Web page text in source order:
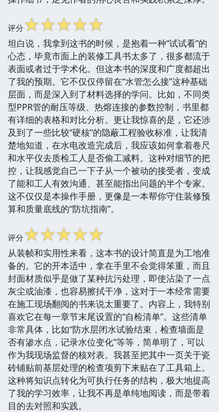
评分☆☆☆☆☆
坦白说，我拿到这书的时候，是抱着一种“试试看”的
心态，毕竟市面上的装修工具书太多了，很多都流于
表面或者过于学术化。但这本书的深度和广度都超出
了我的预期。它不仅仅停留在“水管怎么接”这种基础
层面，而是深入到了材料选择的学问。比如，不同类
型PPR管的耐压等级、热熔连接的参数控制，书里都
有详细的表格和对比分析。更让我惊喜的是，它还涉
及到了一些比较“硬核”的隐蔽工程验收标准，让我清
楚地知道，在水电改造完成后，我应该如何拿着卷尺
和水平仪去质检工人是否偷工减料。这种对细节的把
控，让我感觉自己一下子从一个被动的接受者，变成
了能和工人有效沟通、甚至能指出问题的半个专家。
这不仅仅是本操作手册，更像是一本帮你守住装修预
算和质量底线的“防坑指南”。
评分☆☆☆☆☆
从装帧和实用性来看，这本书的设计简直是为工地准
备的。它的开本适中，拿在手里不会觉得笨重，而且
封面材质似乎是做了某种抗污处理，即使沾染了一点
灰尘或油漆，也容易擦拭干净，这对于一本经常需要
在施工现场翻阅的书来说太重要了。内容上，我特别
喜欢它在每一章节末尾设置的“自检清单”。这些清单
非常具体，比如“防水层闭水试验结束，检查墙面是
否有渗水点，记录水位变化”等等，简单明了，可以
作为我现场监督的核对表。我甚至把其中一页关于瓷
砖铺贴前基层处理的检查项剪下来贴在了工具箱上。
这种将知识点转化为可执行任务的结构，极大地提高
了我的学习效率，让我不再是单纯地阅读，而是带着
目的去对照和实践。